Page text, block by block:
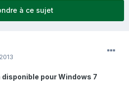
à ce sujet
disponible pour Windows 7